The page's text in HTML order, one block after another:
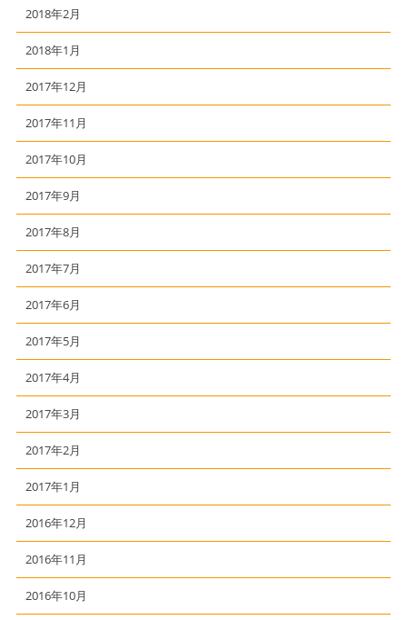
2018年2月
2018年1月
2017年12月
2017年11月
2017年10月
2017年9月
2017年8月
2017年7月
2017年6月
2017年5月
2017年4月
2017年3月
2017年2月
2017年1月
2016年12月
2016年11月
2016年10月